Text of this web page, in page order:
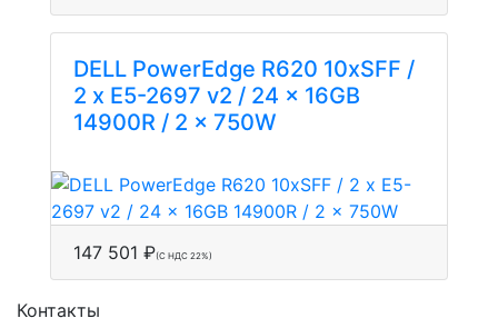
DELL PowerEdge R620 10xSFF /
2 x E5-2697 v2 / 24 x 16GB
14900R / 2 x 750W
147 501 ₽(С НДС 22%)
Контакты